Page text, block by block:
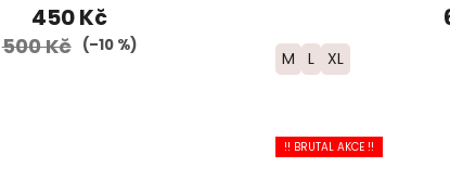
450 Kč
500 Kč (–10 %)
M L XL
!! BRUTAL AKCE !!